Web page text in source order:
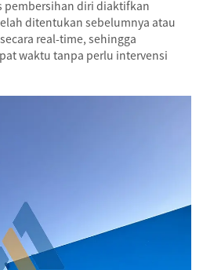
pembersihan diri diaktifkan
ditentukan sebelumnya atau
real-time, sehingga
waktu tanpa perlu intervensi